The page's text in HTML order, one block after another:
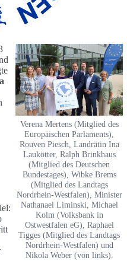
Verena Mertens (Mitglied des
Europäischen Parlaments),
Rouven Piesch, Landrätin Ina
Laukötter, Ralph Brinkhaus
(Mitglied des Deutschen
Bundestages), Wibke Brems
(Mitglied des Landtags
Nordrhein-Westfalen), Minister
Nathanael Liminski, Michael
Kolm (Volksbank in
Ostwestfalen eG), Raphael
Tigges (Mitglied des Landtags
Nordrhein-Westfalen) und
Nikola Weber (von links).